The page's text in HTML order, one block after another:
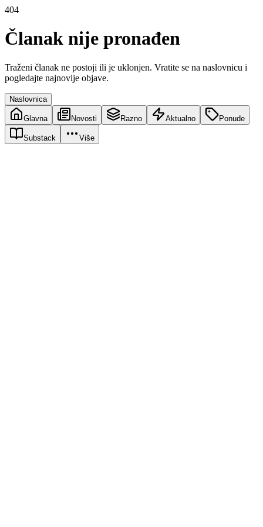
404
Članak nije pronađen
Traženi članak ne postoji ili je uklonjen. Vratite se na naslovnicu i
pogledajte najnovije objave.
Naslovnica
Glavna Novosti Razno Aktualno Ponude
Substack Više